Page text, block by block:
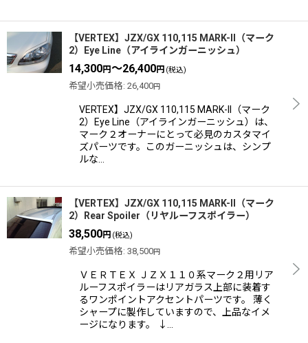
【VERTEX】JZX/GX 110,115 MARK-II（マーク
2）Eye Line（アイラインガーニッシュ）
14,300円～26,400円 (税込)
希望小売価格: 26,400円
VERTEX】JZX/GX 110,115 MARK-II（マーク
2）Eye Line（アイラインガーニッシュ）は、
マーク２オーナーにとって必見のカスタマイ
ズパーツです。このガーニッシュは、シンプ
ルな…
【VERTEX】JZX/GX 110,115 MARK-II（マーク
2）Rear Spoiler（リヤルーフスポイラー）
38,500円 (税込)
希望小売価格: 38,500円
ＶＥＲＴＥＸ ＪＺＸ１１０系マーク２用リア
ルーフスポイラーはリアガラス上部に装着す
るワンポイントアクセントパーツです。 薄く
シャープに製作していますので、上品なイメ
ージになります。 ↓…